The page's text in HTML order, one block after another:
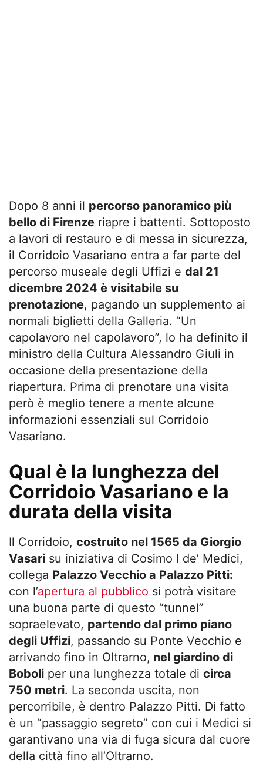
Dopo 8 anni il percorso panoramico più
bello di Firenze riapre i battenti. Sottoposto
a lavori di restauro e di messa in sicurezza,
il Corridoio Vasariano entra a far parte del
percorso museale degli Uffizi e dal 21
dicembre 2024 è visitabile su
prenotazione, pagando un supplemento ai
normali biglietti della Galleria. “Un
capolavoro nel capolavoro”, lo ha definito il
ministro della Cultura Alessandro Giuli in
occasione della presentazione della
riapertura. Prima di prenotare una visita
però è meglio tenere a mente alcune
informazioni essenziali sul Corridoio
Vasariano.
Qual è la lunghezza del
Corridoio Vasariano e la
durata della visita
Il Corridoio, costruito nel 1565 da Giorgio
Vasari su iniziativa di Cosimo I de’ Medici,
collega Palazzo Vecchio a Palazzo Pitti:
con l’apertura al pubblico si potrà visitare
una buona parte di questo “tunnel”
sopraelevato, partendo dal primo piano
degli Uffizi, passando su Ponte Vecchio e
arrivando fino in Oltrarno, nel giardino di
Boboli per una lunghezza totale di circa
750 metri. La seconda uscita, non
percorribile, è dentro Palazzo Pitti. Di fatto
è un “passaggio segreto” con cui i Medici si
garantivano una via di fuga sicura dal cuore
della città fino all’Oltrarno.